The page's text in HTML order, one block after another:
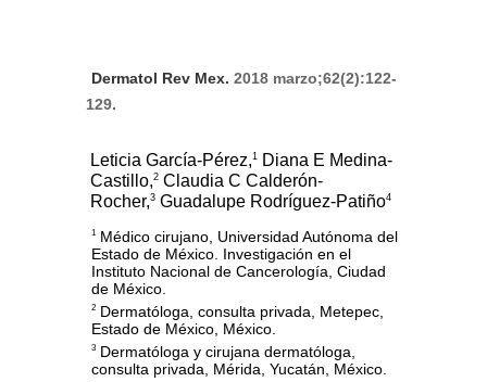
Dermatol Rev Mex. 2018 marzo;62(2):122-
129.
Leticia García-Pérez,1
Diana E Medina-
Castillo,2 Claudia C Calderón-
Rocher,3 Guadalupe Rodríguez-Patiño4
1 Médico cirujano, Universidad Autónoma del
Estado de México. Investigación en el
Instituto Nacional de Cancerología, Ciudad
de México.
2 Dermatóloga, consulta privada, Metepec,
Estado de México, México.
3 Dermatóloga y cirujana dermatóloga,
consulta privada, Mérida, Yucatán, México.